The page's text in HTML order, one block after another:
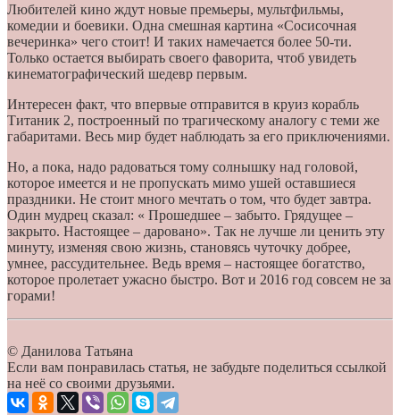
Любителей кино ждут новые премьеры, мультфильмы,
комедии и боевики. Одна смешная картина «Сосисочная
вечеринка» чего стоит! И таких намечается более 50-ти.
Только остается выбирать своего фаворита, чтоб увидеть
кинематографический шедевр первым.
Интересен факт, что впервые отправится в круиз корабль
Титаник 2, построенный по трагическому аналогу с теми же
габаритами. Весь мир будет наблюдать за его приключениями.
Но, а пока, надо радоваться тому солнышку над головой,
которое имеется и не пропускать мимо ушей оставшиеся
праздники. Не стоит много мечтать о том, что будет завтра.
Один мудрец сказал: « Прошедшее – забыто. Грядущее –
закрыто. Настоящее – даровано». Так не лучше ли ценить эту
минуту, изменяя свою жизнь, становясь чуточку добрее,
умнее, рассудительнее. Ведь время – настоящее богатство,
которое пролетает ужасно быстро. Вот и 2016 год совсем не за
горами!
© Данилова Татьяна
Если вам понравилась статья, не забудьте поделиться ссылкой
на неё со своими друзьями.